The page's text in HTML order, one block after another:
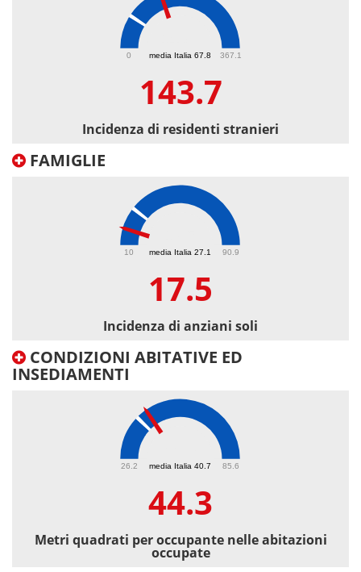
media Italia 67.8
0 367.1
143.7
Incidenza di residenti stranieri
FAMIGLIE
media Italia 27.1
10 90.9
17.5
Incidenza di anziani soli
CONDIZIONI ABITATIVE ED
INSEDIAMENTI
media Italia 40.7
26.2 85.6
44.3
Metri quadrati per occupante nelle abitazioni
occupate